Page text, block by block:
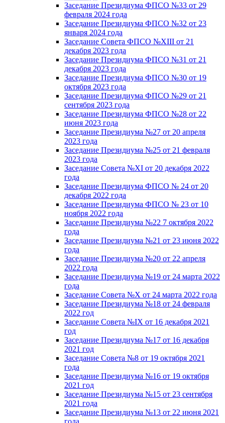
Заседание Президиума ФПСО №33 от 29
февраля 2024 года
Заседание Президиума ФПСО №32 от 23
января 2024 года
Заседание Совета ФПСО №XIII от 21
декабря 2023 года
Заседание Президиума ФПСО №31 от 21
декабря 2023 года
Заседание Президиума ФПСО №30 от 19
октября 2023 года
Заседание Президиума ФПСО №29 от 21
сентября 2023 года
Заседание Президиума ФПСО №28 от 22
июня 2023 года
Заседание Президиума №27 от 20 апреля
2023 года
Заседание Президиума №25 от 21 февраля
2023 года
Заседание Совета №XI от 20 декабря 2022
года
Заседание Президиума ФПСО № 24 от 20
декабря 2022 года
Заседание Президиума ФПСО № 23 от 10
ноября 2022 года
Заседание Президиума №22 7 октября 2022
года
Заседание Президиума №21 от 23 июня 2022
года
Заседание Президиума №20 от 22 апреля
2022 года
Заседание Президиума №19 от 24 марта 2022
года
Заседание Совета №X от 24 марта 2022 года
Заседание Президиума №18 от 24 февраля
2022 год
Заседание Совета №IX от 16 декабря 2021
год
Заседание Президиума №17 от 16 декабря
2021 год
Заседание Совета №8 от 19 октября 2021
года
Заседание Президиума №16 от 19 октября
2021 год
Заседание Президиума №15 от 23 сентября
2021 года
Заседание Президиума №13 от 22 июня 2021
года